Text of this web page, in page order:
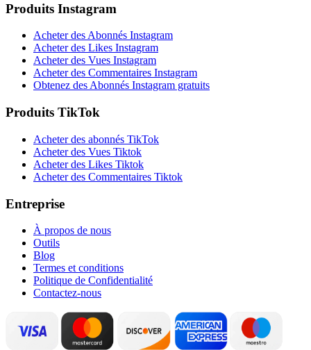
Produits Instagram
Acheter des Abonnés Instagram
Acheter des Likes Instagram
Acheter des Vues Instagram
Acheter des Commentaires Instagram
Obtenez des Abonnés Instagram gratuits
Produits TikTok
Acheter des abonnés TikTok
Acheter des Vues Tiktok
Acheter des Likes Tiktok
Acheter des Commentaires Tiktok
Entreprise
À propos de nous
Outils
Blog
Termes et conditions
Politique de Confidentialité
Contactez-nous